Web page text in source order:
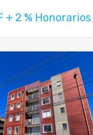
+ 2 % Honorarios